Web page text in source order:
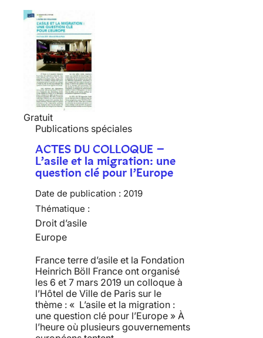
Gratuit
Publications spéciales
ACTES DU COLLOQUE –
L’asile et la migration: une
question clé pour l’Europe
Date de publication : 2019
Thématique :
Droit d’asile
Europe
France terre d’asile et la Fondation
Heinrich Böll France ont organisé
les 6 et 7 mars 2019 un colloque à
l’Hôtel de Ville de Paris sur le
thème : « L’asile et la migration :
une question clé pour l’Europe » À
l’heure où plusieurs gouvernements